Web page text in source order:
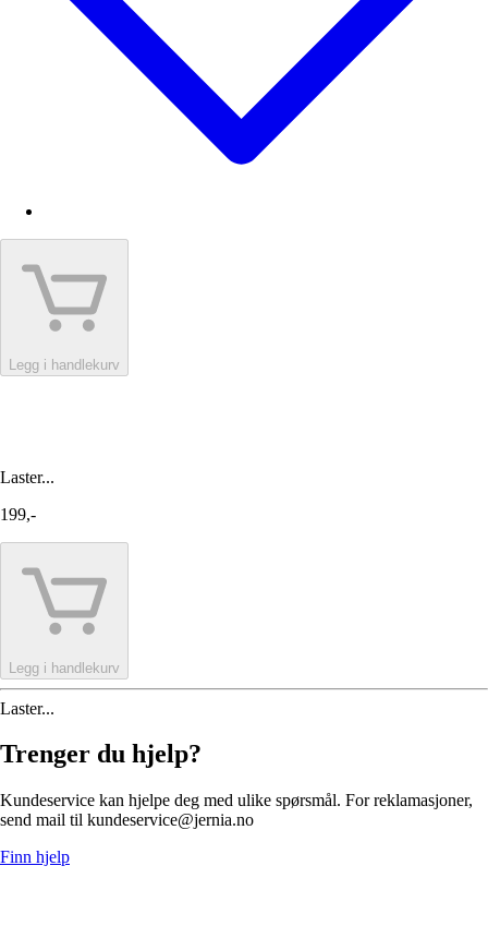
Legg i handlekurv
Laster...
199,-
Legg i handlekurv
Laster...
Trenger du hjelp?
Kundeservice kan hjelpe deg med ulike spørsmål. For reklamasjoner,
send mail til kundeservice@jernia.no
Finn hjelp